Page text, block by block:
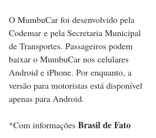
O MumbuCar foi desenvolvido pela
Codemar e pela Secretaria Municipal
de Transportes. Passageiros podem
baixar o MumbuCar nos celulares
Android e iPhone. Por enquanto, a
versão para motoristas está disponível
apenas para Android.
*Com informações Brasil de Fato